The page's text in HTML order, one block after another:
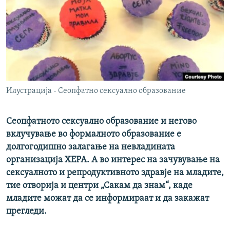
РСЕ веб страници
Илустрација - Сеопфатно сексуално образование
Сеопфатното сексуално образование и негово
вклучување во формалното образование е
долгогодишно залагање на невладината
организација ХЕРА. А во интерес на зачувување на
сексуалното и репродуктивното здравје на младите,
тие отворија и центри „Сакам да знам“, каде
младите можат да се информираат и да закажат
прегледи.